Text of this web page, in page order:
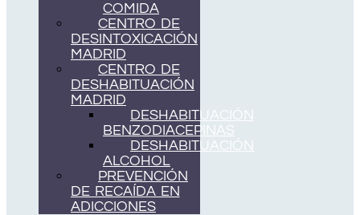
COMIDA
CENTRO DE
DESINTOXICACIÓN
MADRID
CENTRO DE
DESHABITUACIÓN
MADRID
DESHABITUACIÓN
BENZODIACEPINAS
DESHABITUACIÓN
ALCOHOL
PREVENCIÓN
DE RECAÍDA EN
ADICCIONES